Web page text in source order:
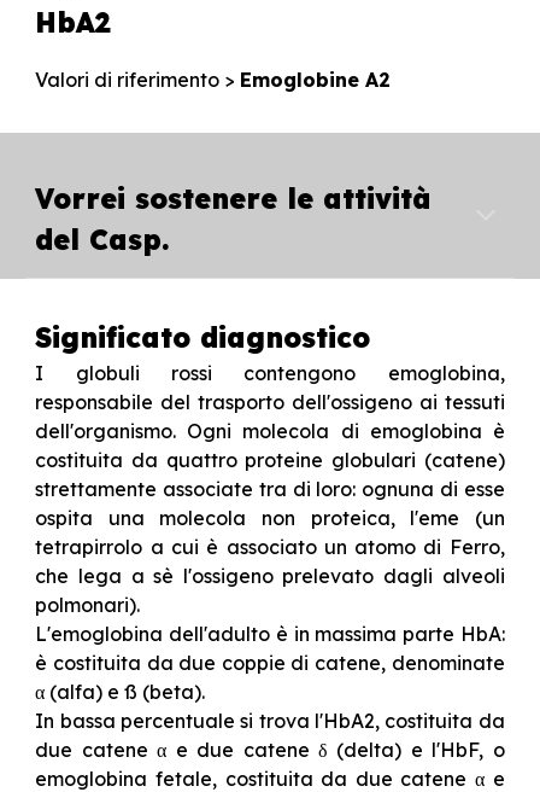
HbA2
Valori di riferimento > Emoglobine A2
Vorrei sostenere le attività
del Casp.
Significato diagnostico
I globuli rossi contengono emoglobina,
responsabile del trasporto dell'ossigeno ai tessuti
dell'organismo. Ogni molecola di emoglobina è
costituita da quattro proteine globulari (catene)
strettamente associate tra di loro: ognuna di esse
ospita una molecola non proteica, l'eme (un
tetrapirrolo a cui è associato un atomo di Ferro,
che lega a sè l'ossigeno prelevato dagli alveoli
polmonari).
L'emoglobina dell'adulto è in massima parte HbA:
è costituita da due coppie di catene, denominate
α (alfa) e ß (beta).
In bassa percentuale si trova l'HbA2, costituita da
due catene α e due catene δ (delta) e l'HbF, o
emoglobina fetale, costituita da due catene α e